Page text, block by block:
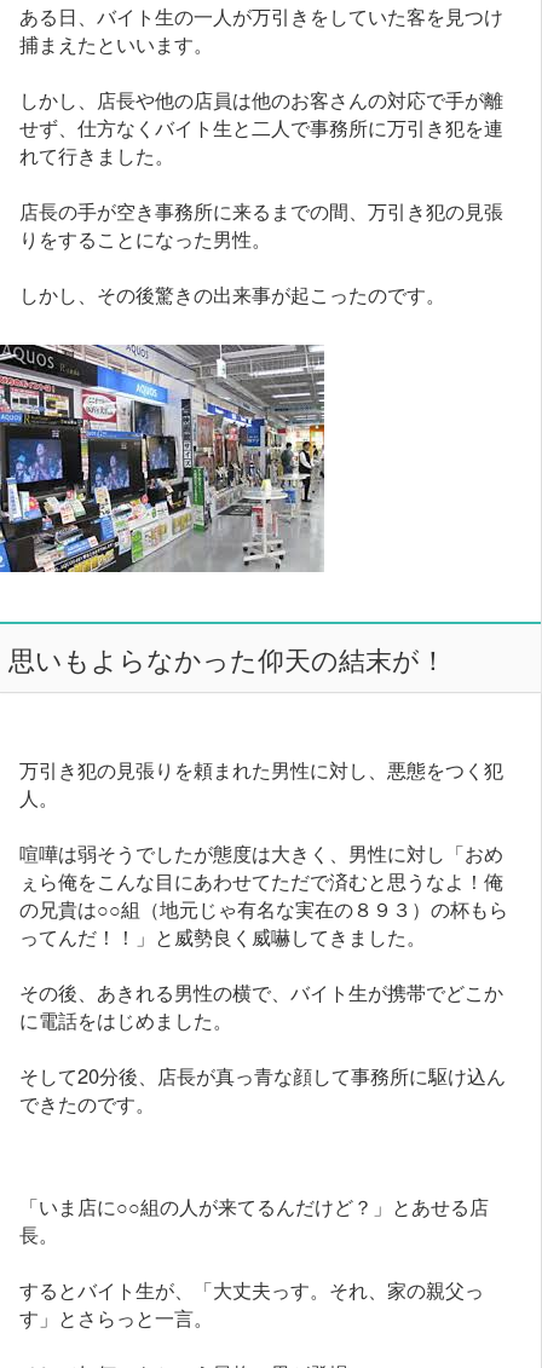
ある日、バイト生の一人が万引きをしていた客を見つけ
捕まえたといいます。
しかし、店長や他の店員は他のお客さんの対応で手が離
せず、仕方なくバイト生と二人で事務所に万引き犯を連
れて行きました。
店長の手が空き事務所に来るまでの間、万引き犯の見張
りをすることになった男性。
しかし、その後驚きの出来事が起こったのです。
思いもよらなかった仰天の結末が！
万引き犯の見張りを頼まれた男性に対し、悪態をつく犯
人。
喧嘩は弱そうでしたが態度は大きく、男性に対し「おめ
ぇら俺をこんな目にあわせてただで済むと思うなよ！俺
の兄貴は○○組（地元じゃ有名な実在の８９３）の杯もら
ってんだ！！」と威勢良く威嚇してきました。
その後、あきれる男性の横で、バイト生が携帯でどこか
に電話をはじめました。
そして20分後、店長が真っ青な顔して事務所に駆け込ん
できたのです。
「いま店に○○組の人が来てるんだけど？」とあせる店
長。
するとバイト生が、「大丈夫っす。それ、家の親父っ
す」とさらっと一言。